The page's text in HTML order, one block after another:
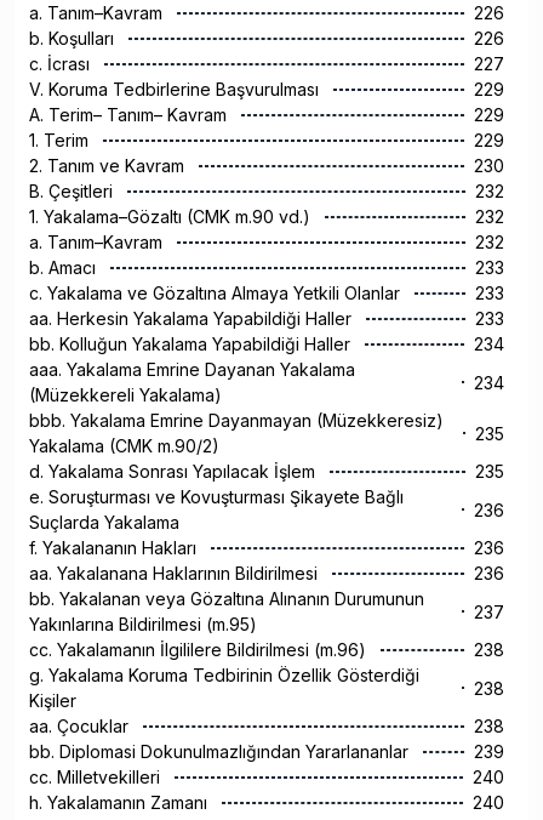
a. Tanım–Kavram
226
b. Koşulları
226
c. İcrası
227
V. Koruma Tedbirlerine Başvurulması
229
A. Terim– Tanım– Kavram
229
1. Terim
229
2. Tanım ve Kavram
230
B. Çeşitleri
232
1. Yakalama–Gözaltı (CMK m.90 vd.)
232
a. Tanım–Kavram
232
b. Amacı
233
c. Yakalama ve Gözaltına Almaya Yetkili Olanlar
233
aa. Herkesin Yakalama Yapabildiği Haller
233
bb. Kolluğun Yakalama Yapabildiği Haller
234
aaa. Yakalama Emrine Dayanan Yakalama
(Müzekkereli Yakalama)
234
bbb. Yakalama Emrine Dayanmayan (Müzekkeresiz)
Yakalama (CMK m.90/2)
235
d. Yakalama Sonrası Yapılacak İşlem
235
e. Soruşturması ve Kovuşturması Şikayete Bağlı
Suçlarda Yakalama
236
f. Yakalananın Hakları
236
aa. Yakalanana Haklarının Bildirilmesi
236
bb. Yakalanan veya Gözaltına Alınanın Durumunun
Yakınlarına Bildirilmesi (m.95)
237
cc. Yakalamanın İlgililere Bildirilmesi (m.96)
238
g. Yakalama Koruma Tedbirinin Özellik Gösterdiği
Kişiler
238
aa. Çocuklar
238
bb. Diplomasi Dokunulmazlığından Yararlananlar
239
cc. Milletvekilleri
240
h. Yakalamanın Zamanı
240